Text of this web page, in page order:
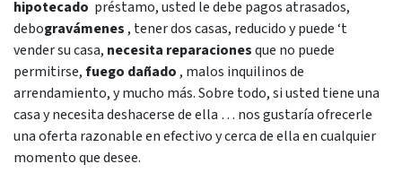
hipotecado préstamo, usted le debe pagos atrasados,
debogravámenes , tener dos casas, reducido y puede ‘t
vender su casa, necesita reparacionesque no puede
permitirse,fuego dañado , malos inquilinos de
arrendamiento, y mucho más. Sobre todo, si usted tiene una
casa y necesita deshacerse de ella … nos gustaría ofrecerle
una oferta razonable en efectivo y cerca de ella en cualquier
momento que desee.